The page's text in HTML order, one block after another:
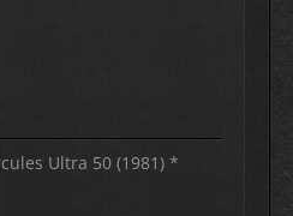
Ultra 50 (1981) *